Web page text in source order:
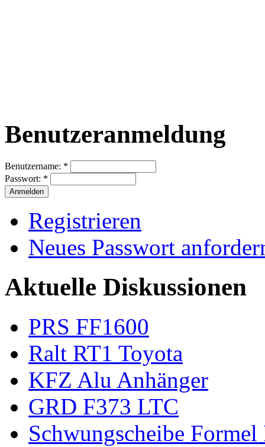
Benutzeranmeldung
Benutzername: *
Passwort: *
Registrieren
Neues Passwort
Aktuelle Diskussionen
PRS FF1600
Ralt RT1 Toyota
KFZ Alu Anhänger
GRD F373 LTC
Schwungscheibe Formel